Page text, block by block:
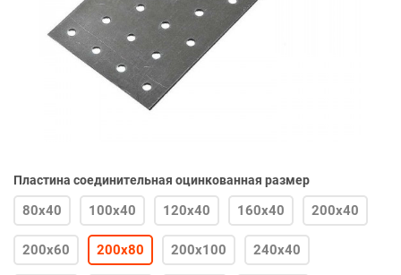
Пластина соединительная оцинкованная размер
80х40 100х40 120х40 160х40 200х40
200х60 200х80 200х100 240х40